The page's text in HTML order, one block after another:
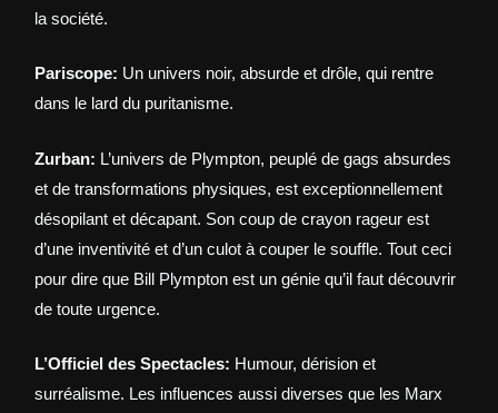
la société.
Pariscope: Un univers noir, absurde et drôle, qui rentre
dans le lard du puritanisme.
Zurban: L’univers de Plympton, peuplé de gags absurdes
et de transformations physiques, est exceptionnellement
désopilant et décapant. Son coup de crayon rageur est
d’une inventivité et d’un culot à couper le souffle. Tout ceci
pour dire que Bill Plympton est un génie qu’il faut découvrir
de toute urgence.
L’Officiel des Spectacles: Humour, dérision et
surréalisme. Les influences aussi diverses que les Marx